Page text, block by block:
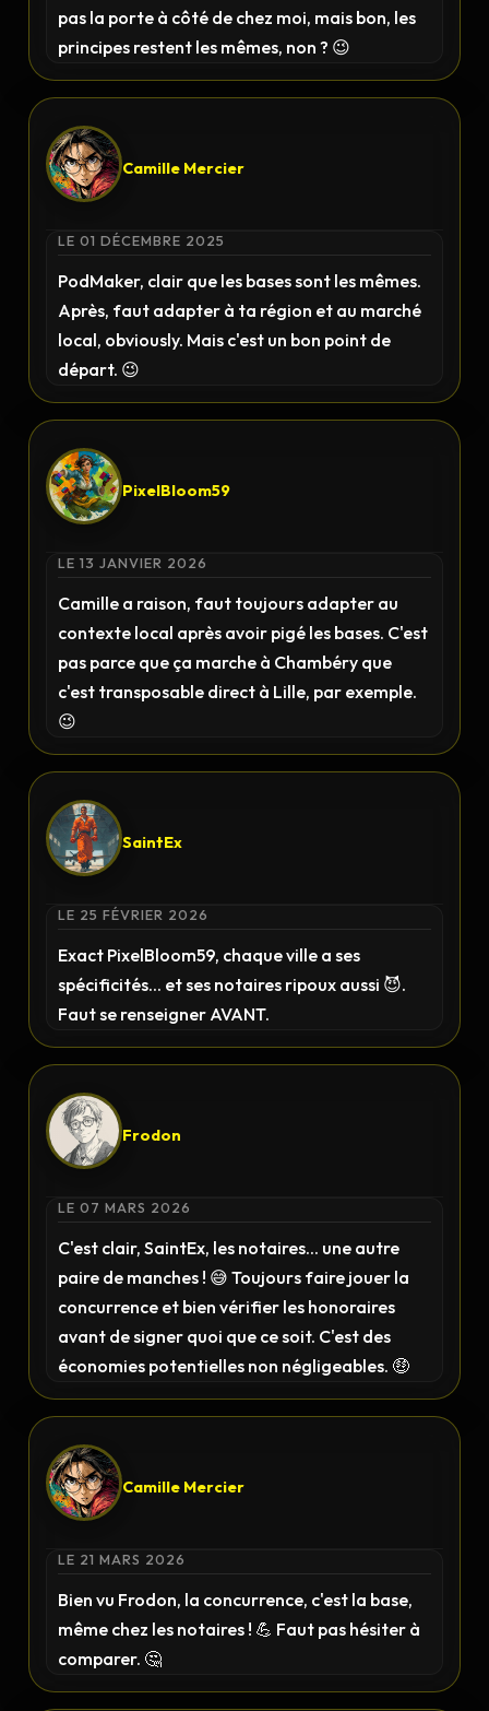
pas la porte à côté de chez moi, mais bon, les
principes restent les mêmes, non ? 😉
Camille Mercier
LE 01 DÉCEMBRE 2025
PodMaker, clair que les bases sont les mêmes.
Après, faut adapter à ta région et au marché
local, obviously. Mais c'est un bon point de
départ. 😉
PixelBloom59
LE 13 JANVIER 2026
Camille a raison, faut toujours adapter au
contexte local après avoir pigé les bases. C'est
pas parce que ça marche à Chambéry que
c'est transposable direct à Lille, par exemple.
😉
SaintEx
LE 25 FÉVRIER 2026
Exact PixelBloom59, chaque ville a ses
spécificités... et ses notaires ripoux aussi 😈.
Faut se renseigner AVANT.
Frodon
LE 07 MARS 2026
C'est clair, SaintEx, les notaires... une autre
paire de manches ! 😅 Toujours faire jouer la
concurrence et bien vérifier les honoraires
avant de signer quoi que ce soit. C'est des
économies potentielles non négligeables. 🤑
Camille Mercier
LE 21 MARS 2026
Bien vu Frodon, la concurrence, c'est la base,
même chez les notaires ! 💪 Faut pas hésiter à
comparer. 🤔